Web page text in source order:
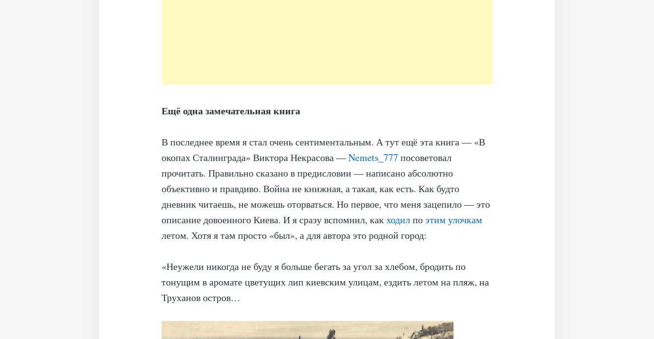
Ещё одна замечательная книга
В последнее время я стал очень сентиментальным. А тут ещё эта книга — «В
окопах Сталинграда» Виктора Некрасова —Nemets_777 посоветовал
прочитать. Правильно сказано в предисловии — написано абсолютно
объективно и правдиво. Война не книжная, а такая, как есть. Как будто
дневник читаешь, не можешь оторваться. Но первое, что меня зацепило — это
описание довоенного Киева. И я сразу вспомнил, какходилпоэтим улочкам
летом. Хотя я там просто «был», а для автора это родной город:
«Неужели никогда не буду я больше бегать за угол за хлебом, бродить по
тонущим в аромате цветущих лип киевским улицам, ездить летом на пляж, на
Труханов остров…